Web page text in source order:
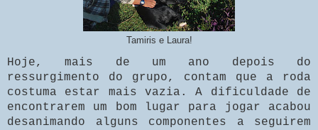
Tamiris e Laura!
Hoje, mais de um ano depois do
ressurgimento do grupo, contam que a roda
costuma estar mais vazia. A dificuldade de
encontrarem um bom lugar para jogar acabou
desanimando alguns componentes a seguirem